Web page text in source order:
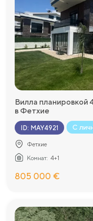
Вилла планировкой
в Фетхие
ID: MAY4921 С
Фетхие
Комнат: 4+1
805 000 €